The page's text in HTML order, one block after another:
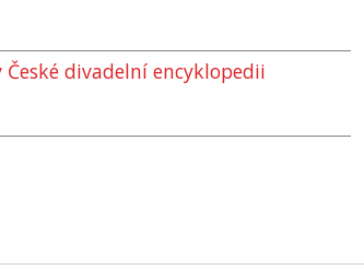
České divadelní encyklopedii